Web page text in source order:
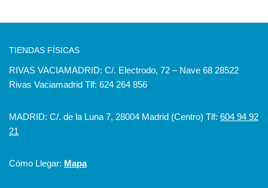
TIENDAS FÍSICAS
RIVAS VACIAMADRID: C/. Electrodo, 72 – Nave 68 28522
Rivas Vaciamadrid Tlf: 624 264 856
MADRID: C/. de la Luna 7, 28004 Madrid (Centro) Tlf: 604 94 92
21
Cómo Llegar: Mapa